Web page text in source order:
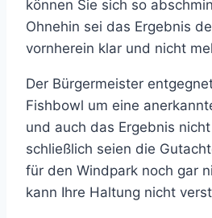
können Sie sich so
Ohnehin sei das Ergebnis
vornherein klar und nicht
Der Bürgermeister
Fishbowl um eine
und auch das Ergebnis
schließlich seien die
für den Windpark noch gar
kann Ihre Haltung nicht